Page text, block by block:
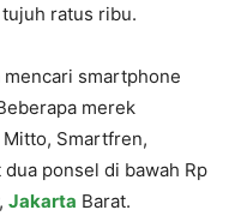
ratus ribu.
smartphone
merek
Smartfren,
ponsel di bawah Rp
Jakarta Barat.